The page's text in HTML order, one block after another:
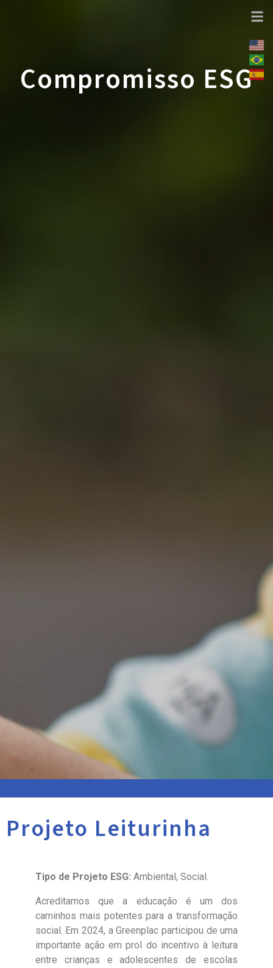
Compromisso ESG
Projeto Leiturinha
Tipo de Projeto ESG: Ambiental, Social.
Acreditamos que a educação é um dos
caminhos mais potentes para a transformação
social. Em 2024, a Greenplac participou de uma
importante ação em prol do incentivo à leitura
entre crianças e adolescentes de escolas